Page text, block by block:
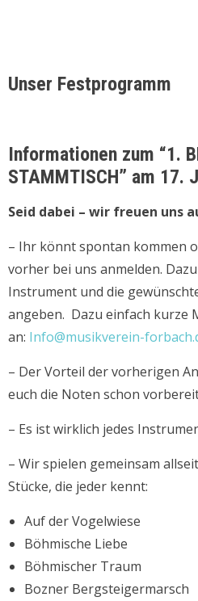
Unser Festprogramm
Informationen zum “1.
STAMMTISCH” am 17.
Seid dabei – wir freuen uns
– Ihr könnt spontan kommen
vorher bei uns anmelden.
Instrument und die
angeben. Dazu einfach kurze
an: Info@musikverein-
– Der Vorteil der vorherigen
euch die Noten schon
– Es ist wirklich jedes
– Wir spielen gemeinsam
Stücke, die jeder kennt:
Auf der Vogelwiese
Böhmische Liebe
Böhmischer Traum
Bozner Bergsteigermarsch